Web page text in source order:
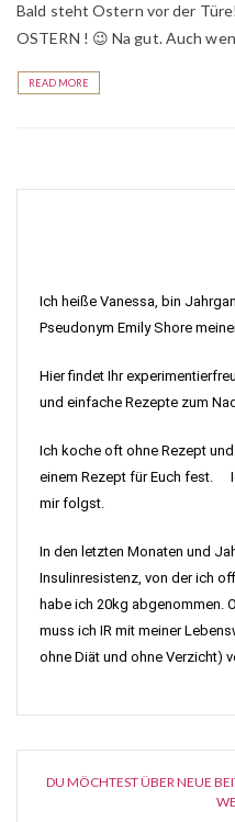
Bald steht Ostern vor der
OSTERN ! 😉 Na gut. Auch
READ MORE
Ich heiße Vanessa, bin
Pseudonym Emily Shore
Hier findet Ihr
und einfache Rezepte zum
Ich koche oft ohne Rezept
einem Rezept für Euch fest.
mir folgst.
In den letzten Monaten und
Insulinresistenz, von der ich
habe ich 20kg abgenommen.
muss ich IR mit meiner
ohne Diät und ohne Verzicht)
DU MÖCHTEST ÜBER NEUE